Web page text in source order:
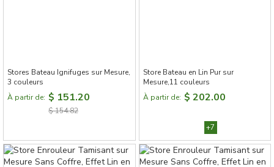
Stores Bateau Ignifuges sur Mesure,
3 couleurs
À partir de: $ 151.20
$ 154.82
Store Bateau en Lin Pur sur
Mesure,11 couleurs
À partir de: $ 202.00
+7